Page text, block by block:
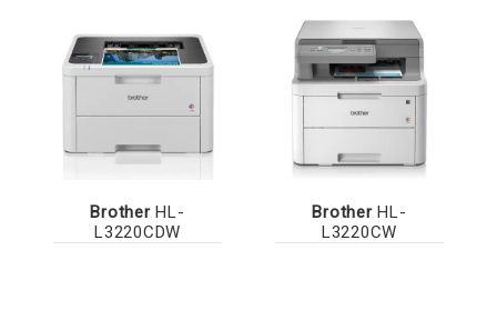
BrotherHL-
L3220CDW
BrotherHL-
L3220CW